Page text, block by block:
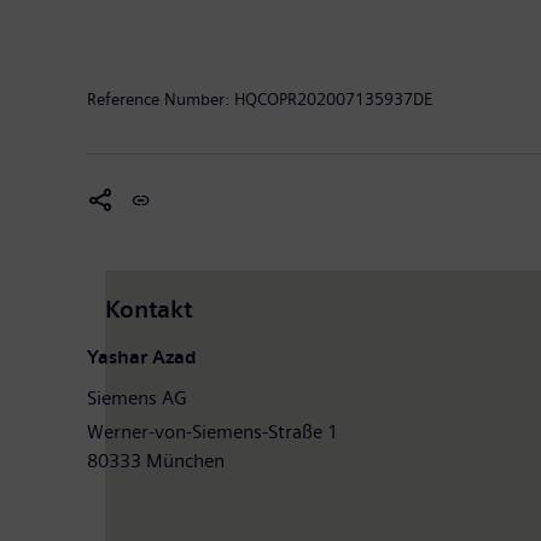
Reference Number: HQCOPR202007135937DE
Kontakt
Yashar Azad
Siemens AG
Werner-von-Siemens-Straße 1
80333 München